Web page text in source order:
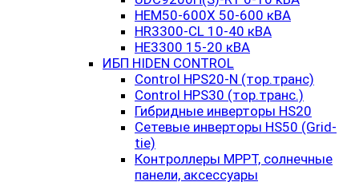
HEM50-600X 50-600 кВА
HR3300-CL 10-40 кВА
HE3300 15-20 кВА
ИБП HIDEN CONTROL
Control HPS20-N (тор.транс)
Control HPS30 (тор.транс.)
Гибридные инверторы HS20
Сетевые инверторы HS50 (Grid-
tie)
Контроллеры MPPT, солнечные
панели, аксессуары